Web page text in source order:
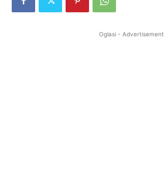
Oglasi - Advertisement